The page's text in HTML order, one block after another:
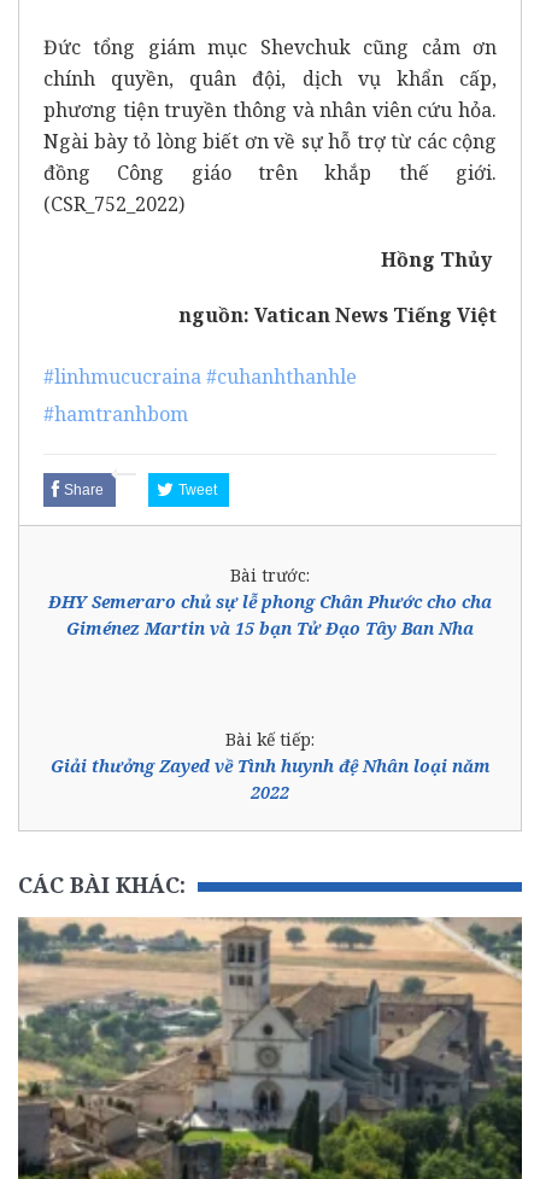
Đức tổng giám mục Shevchuk cũng cảm ơn
chính quyền, quân đội, dịch vụ khẩn cấp,
phương tiện truyền thông và nhân viên cứu hỏa.
Ngài bày tỏ lòng biết ơn về sự hỗ trợ từ các cộng
đồng Công giáo trên khắp thế giới.
(CSR_752_2022)
Hồng Thủy
nguồn: Vatican News Tiếng Việt
#linhmucucraina#cuhanhthanhle
#hamtranhbom
Share Tweet
Bài trước:
ĐHY Semeraro chủ sự lễ phong Chân Phước cho cha
Giménez Martin và 15 bạn Tử Đạo Tây Ban Nha
Bài kế tiếp:
Giải thưởng Zayed về Tình huynh đệ Nhân loại năm
2022
CÁC BÀI KHÁC: